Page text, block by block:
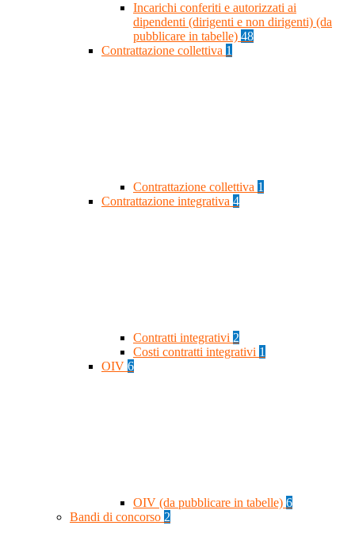
Incarichi conferiti e autorizzati ai
dipendenti (dirigenti e non dirigenti) (da
pubblicare in tabelle) 48
Contrattazione collettiva 1
Contrattazione collettiva 1
Contrattazione integrativa 4
Contratti integrativi 2
Costi contratti integrativi 1
OIV 6
OIV (da pubblicare in tabelle) 6
Bandi di concorso 2